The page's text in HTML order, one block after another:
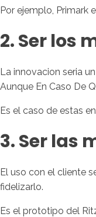
Por ejemplo, Primark
2. Ser los
La innovacion seri­a
Aunque En Caso De
Es el caso de estas
3. Ser las
El uso con el cliente
fidelizarlo.
Es el prototipo del